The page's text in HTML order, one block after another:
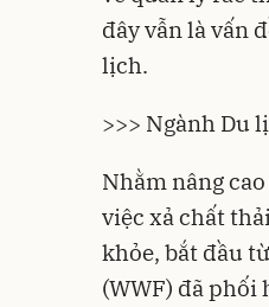
đây vẫn là vấn
lịch.
>>> Ngành Du
Nhằm nâng
việc xả chất
khỏe, bắt đầu
(WWF) đã phối